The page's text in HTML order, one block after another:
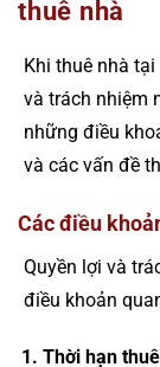
thuê nhà
Khi thuê nhà
và trách nhiệm
những điều
và các vấn đề
Các điều
Quyền lợi và
điều khoản
Thời hạn thuê